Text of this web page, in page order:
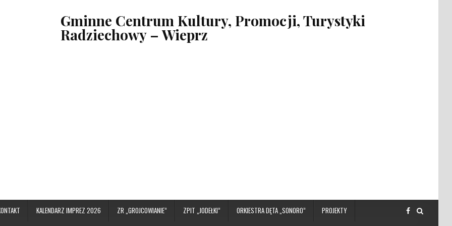
Gminne Centrum Kultury, Promocji, Turystyki
Radziechowy – Wieprz
KALENDARZ IMPREZ 2026 ZR „GROJCOWIANIE” ZPIT „JODEŁKI” ORKIESTRA DĘTA „SONORO” PROJEKTY